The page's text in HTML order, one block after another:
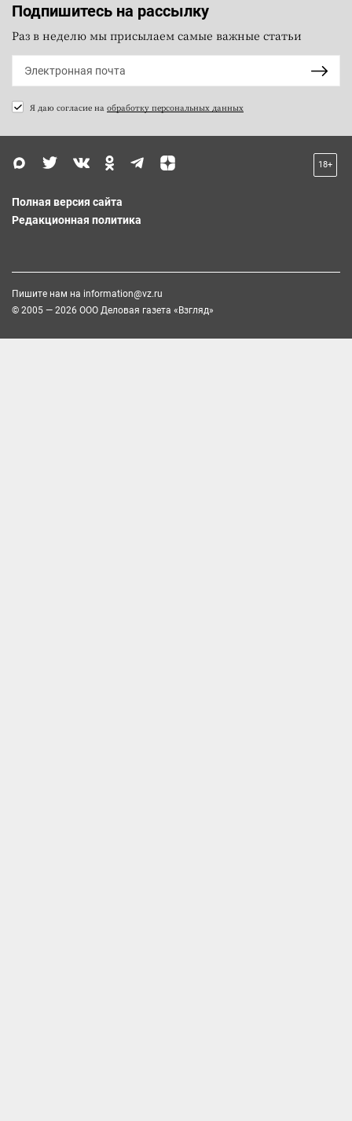
Подпишитесь на рассылку
Раз в неделю мы присылаем самые важные статьи
Я даю согласие на обработку персональных данных
18+
Полная версия сайта
Редакционная политика
Пишите нам на information@vz.ru
© 2005 — 2026 ООО Деловая газета «Взгляд»